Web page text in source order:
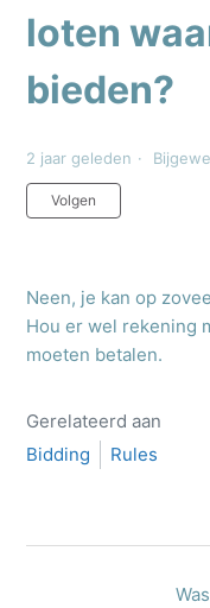
loten
bieden?
2 jaar geleden
Volgen
Neen, je kan op
Hou er wel rekening
moeten betalen.
Gerelateerd aan
Bidding
Rules